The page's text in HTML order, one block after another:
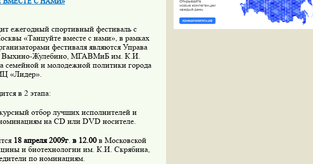
ежегодный спортивный фестиваль с
«Танцуйте вместе с нами», в рамках
фестиваля являются Управа
Выхино-Жулебино, МГАВМиБ им. К.И.
семейной и молодежной политики города
«Лидер».
в 2 этапа:
отбор лучших исполнителей и
на СD или DVD носителе.
18 апреля 2009г. в 12.00в Московской
и биотехнологии им. К.И. Скрябина,
по номинациям.